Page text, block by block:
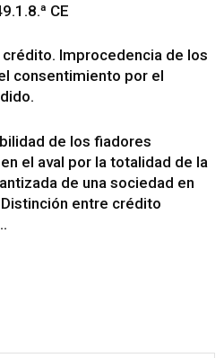
CE
crédito. Improcedencia de los
consentimiento por el
de los fiadores
el aval por la totalidad de la
de una sociedad en
entre crédito